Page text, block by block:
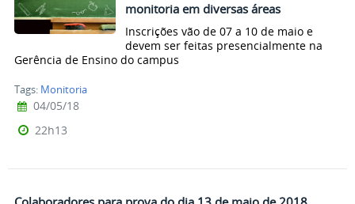
monitoria em diversas áreas
Inscrições vão de 07 a 10 de maio e
devem ser feitas presencialmente na
Gerência de Ensino do campus
Tags: Monitoria
04/05/18
22h13